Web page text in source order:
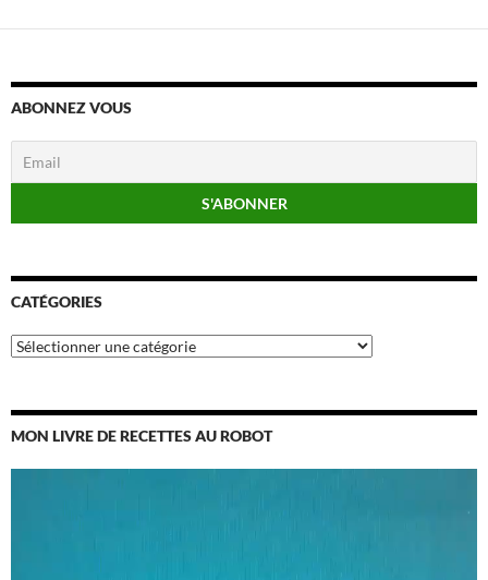
ABONNEZ VOUS
CATÉGORIES
Catégories
MON LIVRE DE RECETTES AU ROBOT